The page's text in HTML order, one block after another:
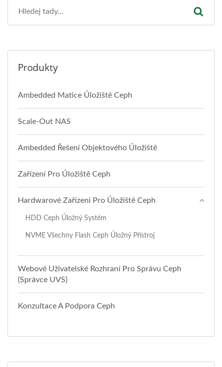
Produkty
Ambedded Matice Úložiště Ceph
Scale-Out NAS
Ambedded Řešení Objektového Úložiště
Zařízení Pro Úložiště Ceph
Hardwarové Zařízení Pro Úložiště Ceph
HDD Ceph Úložný Systém
NVME Všechny Flash Ceph Úložný Přístroj
Webové Uživatelské Rozhraní Pro Správu Ceph
(správce UVS)
Konzultace A Podpora Ceph